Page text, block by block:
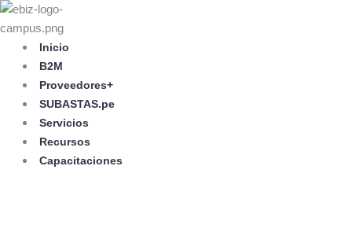
Skip
to
content
Inicio
B2M
Proveedores+
SUBASTAS.pe
Servicios
Recursos
Capacitaciones